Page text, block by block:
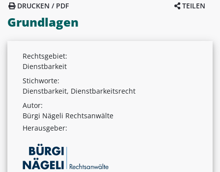
TEILEN
DRUCKEN / PDF
Grundlagen
Rechtsgebiet:
Dienstbarkeit
Stichworte:
Dienstbarkeit, Dienstbarkeitsrecht
Autor:
Bürgi Nägeli Rechtsanwälte
Herausgeber: